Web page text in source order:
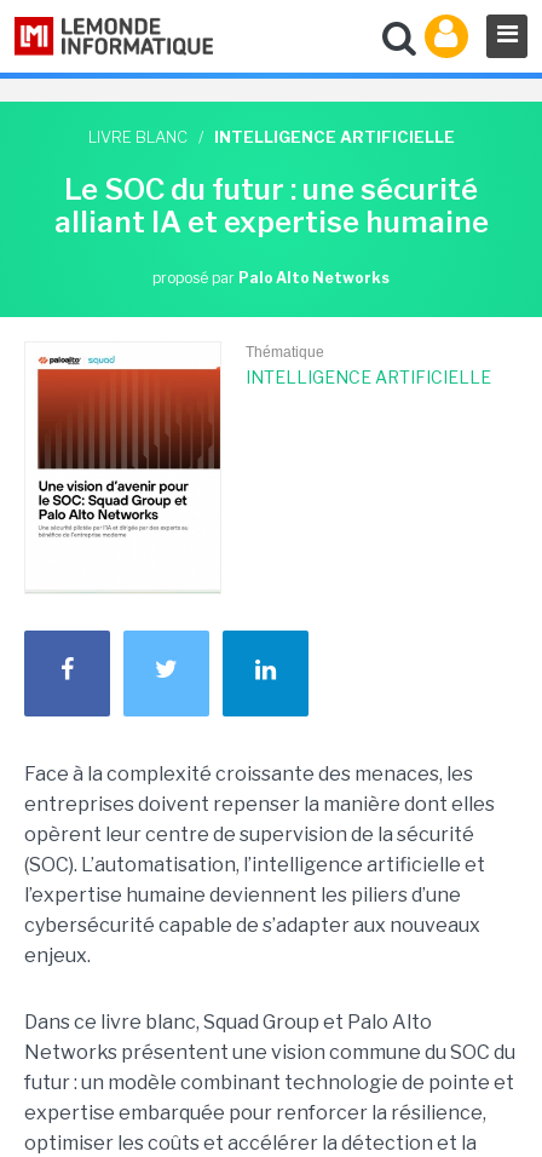
LIVRE BLANC / INTELLIGENCE ARTIFICIELLE
Le SOC du futur : une sécurité
alliant IA et expertise humaine
proposé par Palo Alto Networks
Thématique
INTELLIGENCE ARTIFICIELLE
Face à la complexité croissante des menaces, les
entreprises doivent repenser la manière dont elles
opèrent leur centre de supervision de la sécurité
(SOC). L’automatisation, l’intelligence artificielle et
l’expertise humaine deviennent les piliers d’une
cybersécurité capable de s’adapter aux nouveaux
enjeux.
Dans ce livre blanc, Squad Group et Palo Alto
Networks présentent une vision commune du SOC du
futur : un modèle combinant technologie de pointe et
expertise embarquée pour renforcer la résilience,
optimiser les coûts et accélérer la détection et la